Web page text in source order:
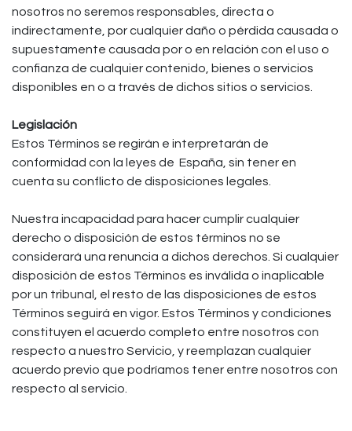
nosotros no seremos responsables, directa o
indirectamente, por cualquier daño o pérdida causada o
supuestamente causada por o en relación con el uso o
confianza de cualquier contenido, bienes o servicios
disponibles en o a través de dichos sitios o servicios.
Legislación
Estos Términos se regirán e interpretarán de
conformidad con la leyes de ​ España, sin tener en
cuenta su conflicto de disposiciones legales.
Nuestra incapacidad para hacer cumplir cualquier
derecho o disposición de estos términos no se
considerará una renuncia a dichos derechos. Si cualquier
disposición de estos Términos es inválida o inaplicable
por un tribunal, el resto de las disposiciones de estos
Términos seguirá en vigor. Estos Términos y condiciones
constituyen el acuerdo completo entre nosotros con
respecto a nuestro Servicio, y reemplazan cualquier
acuerdo previo que podríamos tener entre nosotros con
respecto al servicio.